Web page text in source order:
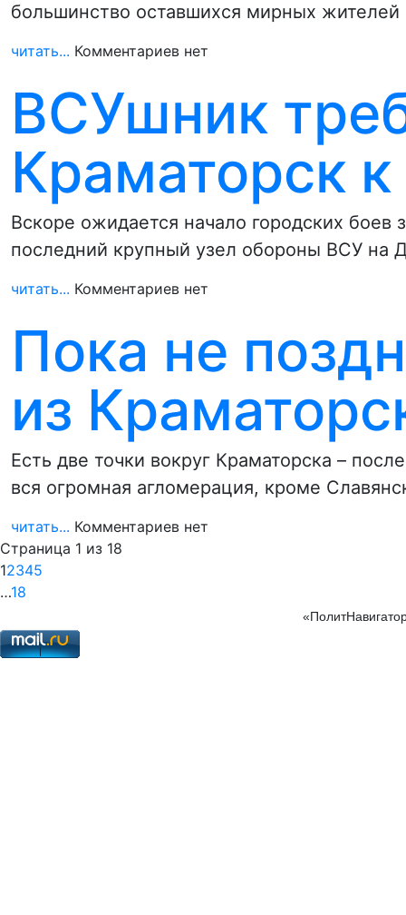
большинство оставшихся мирных
читать... Комментариев нет
ВСУшник
Краматорск
Вскоре ожидается начало городских
последний крупный узел обороны ВСУ на
читать... Комментариев нет
Пока не
из
Есть две точки вокруг Краматорска –
вся огромная агломерация, кроме
читать... Комментариев нет
Страница 1 из 18
12345
…18